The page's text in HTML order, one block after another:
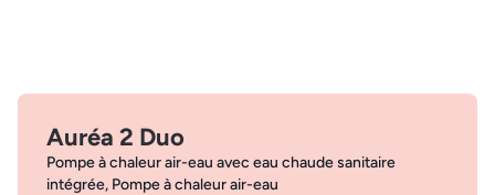
Auréa 2 Duo
Pompe à chaleur air-eau avec eau chaude sanitaire
intégrée, Pompe à chaleur air-eau